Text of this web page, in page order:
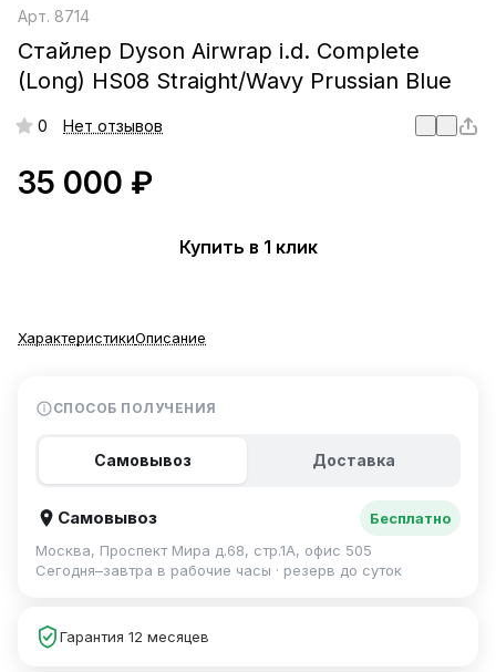
Арт. 8714
Стайлер Dyson Airwrap i.d. Complete
(Long) HS08 Straight/Wavy Prussian Blue
0 Нет отзывов
35 000 ₽
Купить в 1 клик
ХарактеристикиОписание
СПОСОБ ПОЛУЧЕНИЯ
Самовывоз Доставка
Самовывоз
Бесплатно
Москва, Проспект Мира д.68, стр.1А, офис 505
Сегодня–завтра в рабочие часы · резерв до суток
Гарантия 12 месяцев